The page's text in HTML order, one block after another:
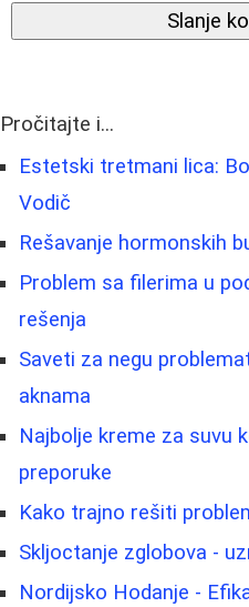
Slanje
Pročitajte i...
Estetski tretmani lica:
Vodič
Rešavanje hormonskih
Problem sa filerima u
rešenja
Saveti za negu
aknama
Najbolje kreme za suvu
preporuke
Kako trajno rešiti
Skljoctanje zglobova -
Nordijsko Hodanje -